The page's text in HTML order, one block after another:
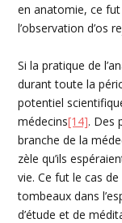
en anatomie, ce fut
l’observation d’os
Si la pratique de
durant toute la
potentiel
médecins[14]. Des
branche de la
zèle qu’ils
vie. Ce fut le cas
tombeaux dans
d’étude et de